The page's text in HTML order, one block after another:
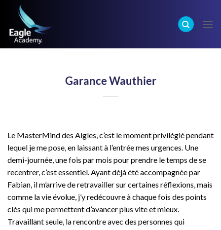
Garance Wauthier
Le MasterMind des Aigles, c’est le moment privilégié pendant
lequel je me pose, en laissant à l’entrée mes urgences. Une
demi-journée, une fois par mois pour prendre le temps de se
recentrer, c’est essentiel. Ayant déjà été accompagnée par
Fabian, il m’arrive de retravailler sur certaines réflexions, mais
comme la vie évolue, j’y redécouvre à chaque fois des points
clés qui me permettent d’avancer plus vite et mieux.
Travaillant seule, la rencontre avec des personnes qui